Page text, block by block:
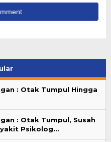
: Otak Tumpul Hingga
: Otak Tumpul, Susah
Psikolog…